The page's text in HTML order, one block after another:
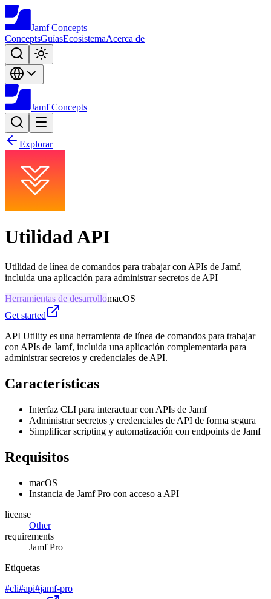
Jamf Concepts
ConceptsGuíasEcosistemaAcerca de
Jamf Concepts
Explorar
Utilidad API
Utilidad de línea de comandos para trabajar con APIs de Jamf,
incluida una aplicación para administrar secretos de API
Herramientas de desarrollomacOS
Get started
API Utility es una herramienta de línea de comandos para trabajar
con APIs de Jamf, incluida una aplicación complementaria para
administrar secretos y credenciales de API.
Características
Interfaz CLI para interactuar con APIs de Jamf
Administrar secretos y credenciales de API de forma segura
Simplificar scripting y automatización con endpoints de Jamf
Requisitos
macOS
Instancia de Jamf Pro con acceso a API
license
Other
requirements
Jamf Pro
Etiquetas
#cli#api#jamf-pro